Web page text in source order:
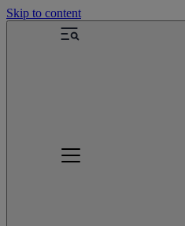
Skip to content